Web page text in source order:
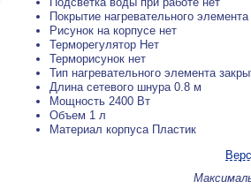
Покрытие нагревательного
Рисунок на корпусе нет
Терморегулятор Нет
Терморисунок нет
Тип нагревательного элемента
Длина сетевого шнура 0.8 м
Мощность 2400 Вт
Объем 1 л
Материал корпуса Пластик